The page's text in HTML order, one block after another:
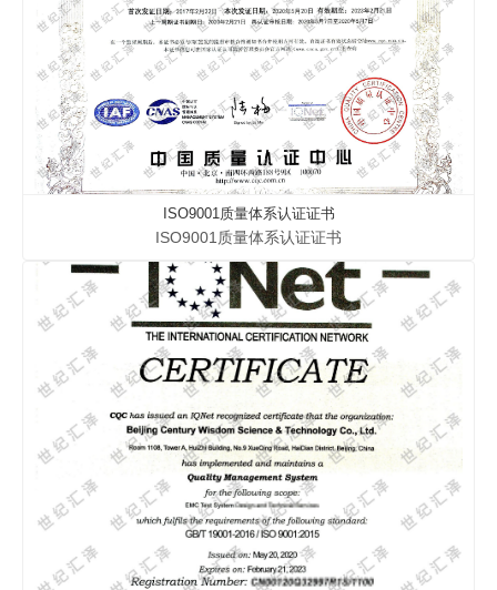
ISO9001质量体系认证证书
ISO9001质量体系认证证书